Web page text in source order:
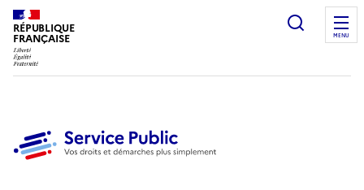
RÉPUBLIQUE
FRANÇAISE
Ouvrir
MENU